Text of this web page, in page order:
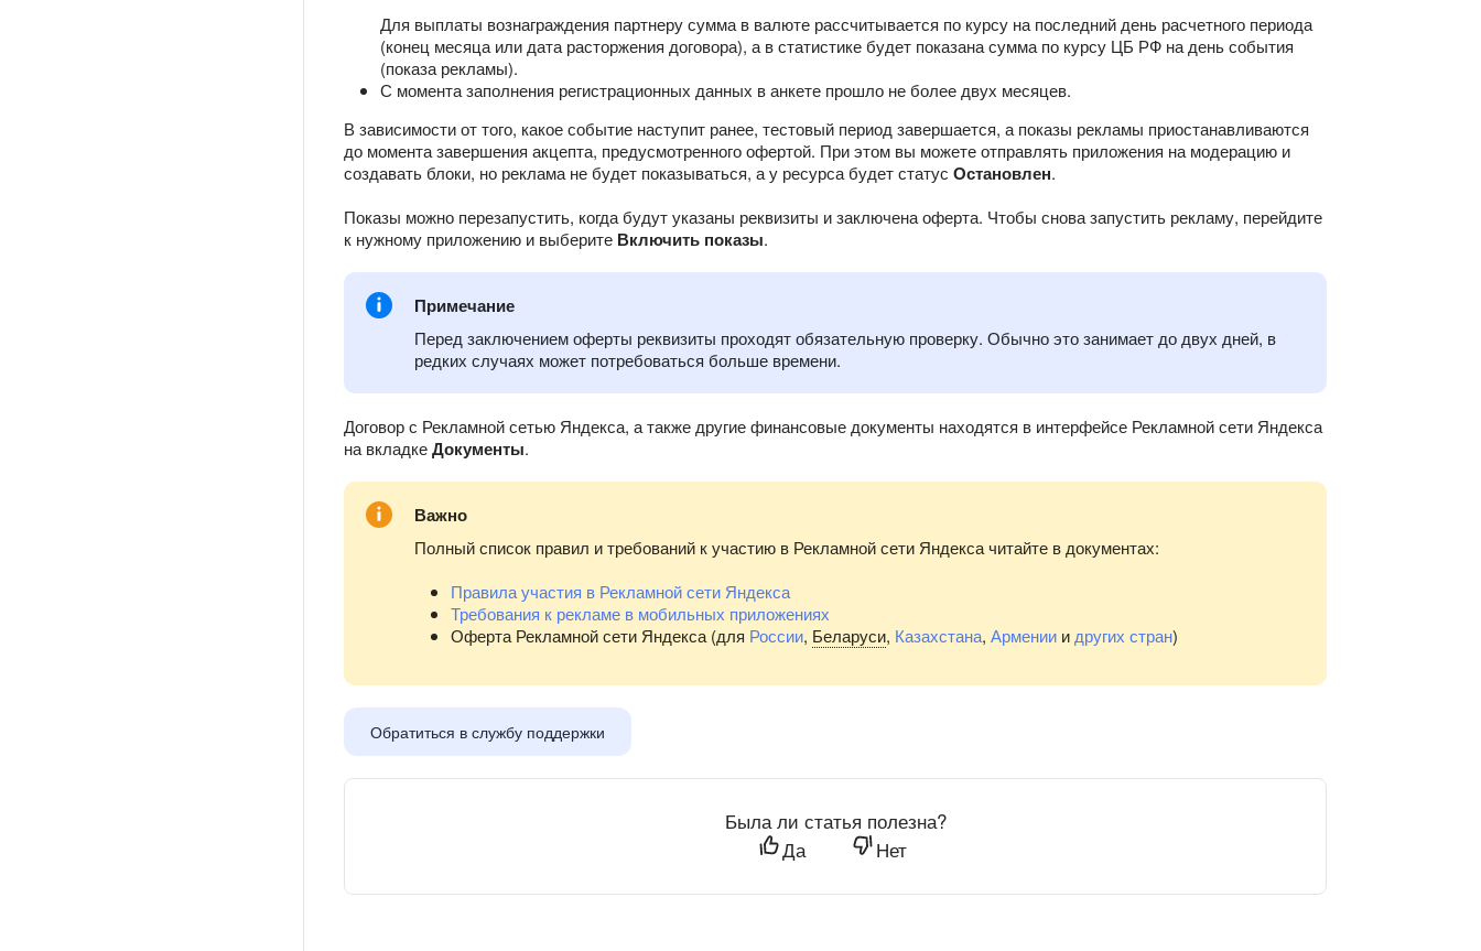
Для выплаты вознаграждения партнеру сумма в валюте рассчитывается по курсу на последний день расчетного периода
(конец месяца или дата расторжения договора), а в статистике будет показана сумма по курсу ЦБ РФ на день события
(показа рекламы).
С момента заполнения регистрационных данных в анкете прошло не более двух месяцев.
В зависимости от того, какое событие наступит ранее, тестовый период завершается, а показы рекламы приостанавливаются
до момента завершения акцепта, предусмотренного офертой. При этом вы можете отправлять приложения на модерацию и
создавать блоки, но реклама не будет показываться, а у ресурса будет статус Остановлен.
Показы можно перезапустить, когда будут указаны реквизиты и заключена оферта. Чтобы снова запустить рекламу, перейдите
к нужному приложению и выберите Включить показы.
Примечание
Перед заключением оферты реквизиты проходят обязательную проверку. Обычно это занимает до двух дней, в
редких случаях может потребоваться больше времени.
Договор с Рекламной сетью Яндекса, а также другие финансовые документы находятся в интерфейсе Рекламной сети Яндекса
на вкладкеДокументы.
Важно
Полный список правил и требований к участию в Рекламной сети Яндекса читайте в документах:
Правила участия в Рекламной сети Яндекса
Требования к рекламе в мобильных приложениях
Оферта Рекламной сети Яндекса (для России, Беларуси, Казахстана, Армении и других стран)
Обратиться в службу поддержки
Была ли статья полезна?
Да
Нет